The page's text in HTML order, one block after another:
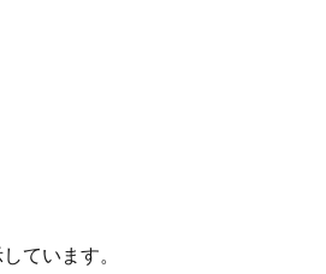
ています。